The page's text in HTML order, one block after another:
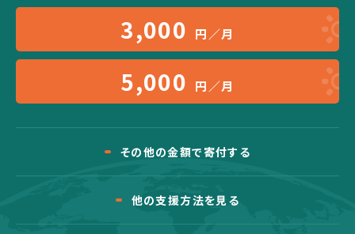
3,000 円／月
5,000 円／月
その他の金額で寄付する
他の支援方法を見る